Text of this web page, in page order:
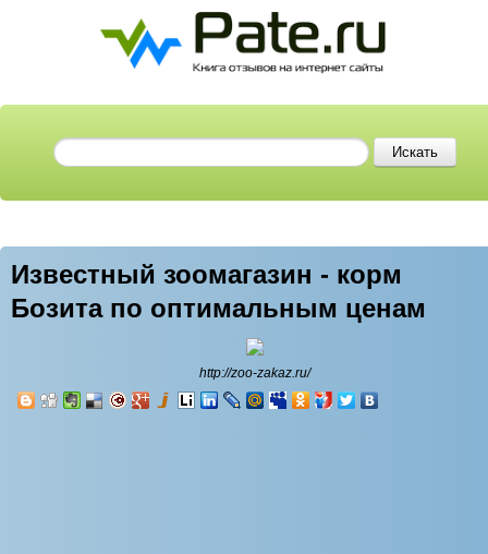
Известный зоомагазин - корм
Бозита по оптимальным ценам
http://zoo-zakaz.ru/